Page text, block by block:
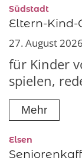
Südstadt:
Eltern-Kind-
27. August
für Kinder
spielen,
Mehr
Elsen